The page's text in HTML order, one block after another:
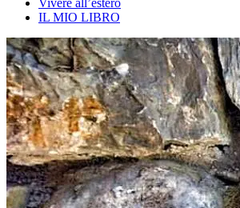
Vivere all’estero
IL MIO LIBRO